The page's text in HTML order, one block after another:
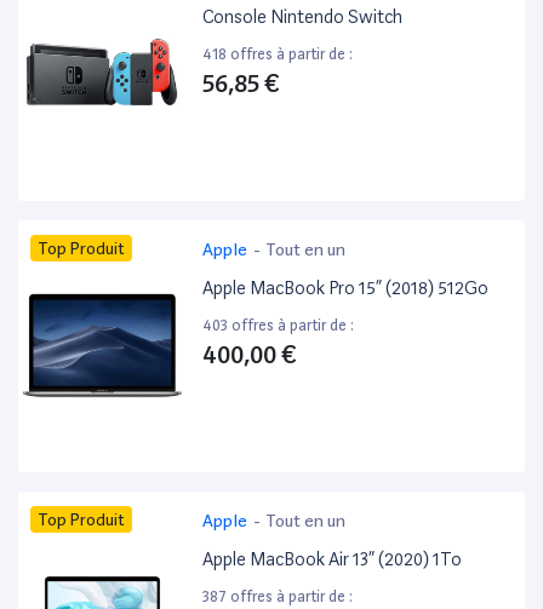
Console Nintendo Switch
418 offres à partir de :
56,85 €
Top Produit Apple - Tout en un
Apple MacBook Pro 15” (2018) 512Go
403 offres à partir de :
400,00 €
Top Produit Apple - Tout en un
Apple MacBook Air 13” (2020) 1To
387 offres à partir de :